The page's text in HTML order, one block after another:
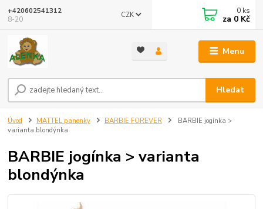
Menu
CZK
Hledat
+420602541312
8-20
0 ks
za 0 Kč
Úvod MATTEL panenky BARBIE FOREVER
BARBIE jogínka >
varianta blondýnka
BARBIE jogínka > varianta
blondýnka